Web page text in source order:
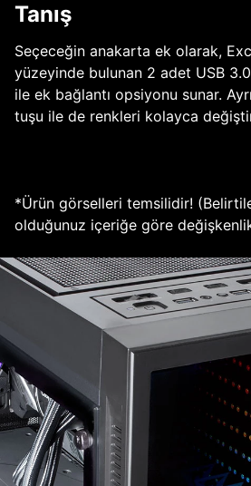
Tanış
Seçeceğin anakarta ek olarak,
yüzeyinde bulunan 2 adet USB
ile ek bağlantı opsiyonu sunar.
tuşu ile de renkleri kolayca
*Ürün görselleri temsilidir!
olduğunuz içeriğe göre